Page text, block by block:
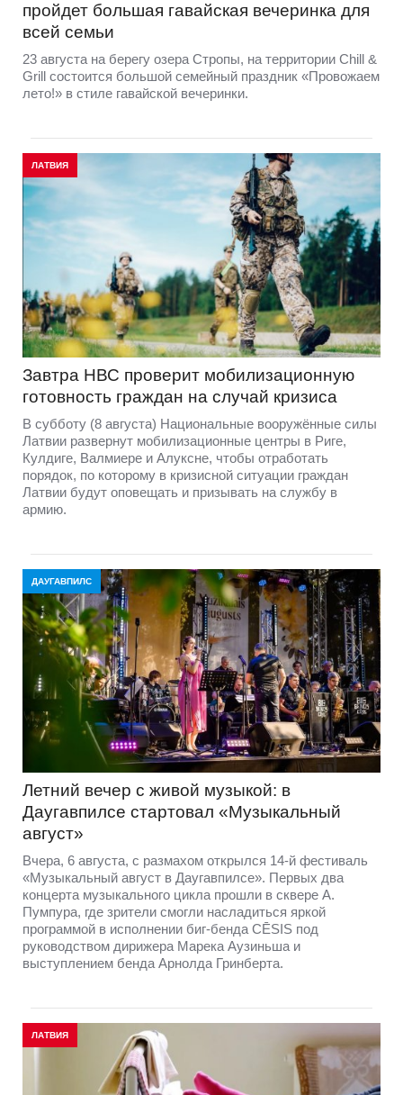
пройдет большая гавайская вечеринка для
всей семьи
23 августа на берегу озера Стропы, на территории Chill &
Grill состоится большой семейный праздник «Провожаем
лето!» в стиле гавайской вечеринки.
ЛАТВИЯ
Завтра НВС проверит мобилизационную
готовность граждан на случай кризиса
В субботу (8 августа) Национальные вооружённые силы
Латвии развернут мобилизационные центры в Риге,
Кулдиге, Валмиере и Алуксне, чтобы отработать
порядок, по которому в кризисной ситуации граждан
Латвии будут оповещать и призывать на службу в
армию.
ДАУГАВПИЛС
Летний вечер с живой музыкой: в
Даугавпилсе стартовал «Музыкальный
август»
Вчера, 6 августа, с размахом открылся 14-й фестиваль
«Музыкальный август в Даугавпилсе». Первых два
концерта музыкального цикла прошли в сквере А.
Пумпура, где зрители смогли насладиться яркой
программой в исполнении биг-бенда CĒSIS под
руководством дирижера Марека Аузиньша и
выступлением бенда Арнолда Гринберта.
ЛАТВИЯ